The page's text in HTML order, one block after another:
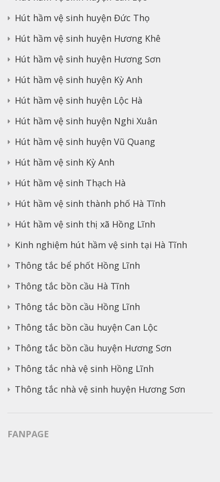
Hút hầm vệ sinh huyện Đức Thọ
Hút hầm vệ sinh huyện Hương Khê
Hút hầm vệ sinh huyện Hương Sơn
Hút hầm vệ sinh huyện Kỳ Anh
Hút hầm vệ sinh huyện Lộc Hà
Hút hầm vệ sinh huyện Nghi Xuân
Hút hầm vệ sinh huyện Vũ Quang
Hút hầm vệ sinh Kỳ Anh
Hút hầm vệ sinh Thạch Hà
Hút hầm vệ sinh thành phố Hà Tĩnh
Hút hầm vệ sinh thị xã Hồng Lĩnh
Kinh nghiệm hút hầm vệ sinh tại Hà Tĩnh
Thông tắc bể phốt Hồng Lĩnh
Thông tắc bồn cầu Hà Tĩnh
Thông tắc bồn cầu Hồng Lĩnh
Thông tắc bồn cầu huyện Can Lộc
Thông tắc bồn cầu huyện Hương Sơn
Thông tắc nhà vệ sinh Hồng Lĩnh
Thông tắc nhà vệ sinh huyện Hương Sơn
FANPAGE